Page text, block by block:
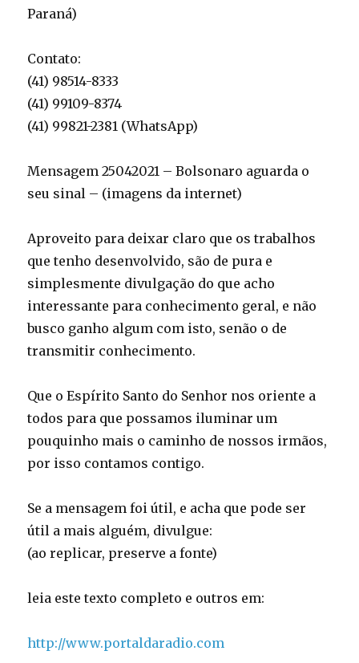
Paraná)
Contato:
(41) 98514-8333
(41) 99109-8374
(41) 99821-2381 (WhatsApp)
Mensagem 25042021 – Bolsonaro aguarda o
seu sinal – (imagens da internet)
Aproveito para deixar claro que os trabalhos
que tenho desenvolvido, são de pura e
simplesmente divulgação do que acho
interessante para conhecimento geral, e não
busco ganho algum com isto, senão o de
transmitir conhecimento.
Que o Espírito Santo do Senhor nos oriente a
todos para que possamos iluminar um
pouquinho mais o caminho de nossos irmãos,
por isso contamos contigo.
Se a mensagem foi útil, e acha que pode ser
útil a mais alguém, divulgue:
(ao replicar, preserve a fonte)
leia este texto completo e outros em:
http://www.portaldaradio.com